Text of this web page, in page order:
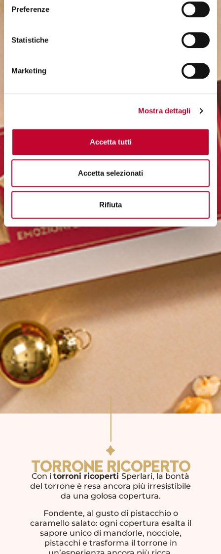
Preferenze
Statistiche
Marketing
Mostra dettagli
Accetta tutti
Accetta selezionati
Rifiuta
TORRONE RICOPERTO
Con i torroni ricoperti Sperlari, la bontà
del torrone è resa ancora più irresistibile
da una golosa copertura.
Fondente, al gusto di pistacchio o
caramello salato: ogni copertura esalta il
sapore unico di mandorle, nocciole,
pistacchi e trasforma il torrone in